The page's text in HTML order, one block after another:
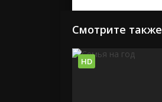
Смотрите также
HD